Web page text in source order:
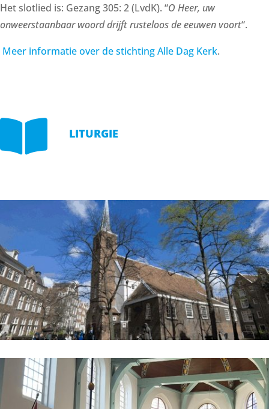
Het slotlied is: Gezang 305: 2 (LvdK). “O Heer, uw
onweerstaanbaar woord drijft rusteloos de eeuwen voort“.
Meer informatie over de stichting Alle Dag Kerk.
 LITURGIE